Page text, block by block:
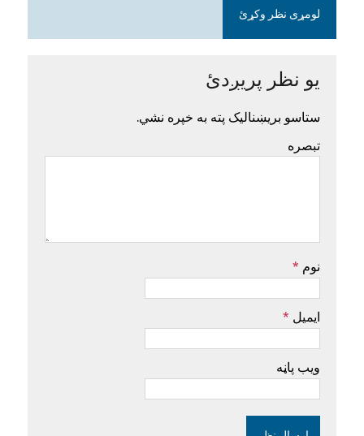
لومړی نظر وکړئ
یو نظر پریږدئ
ستاسو بریښنالیک پته به خپره نشي.
تبصره
نوم *
ایمیل *
ویب پاڼه